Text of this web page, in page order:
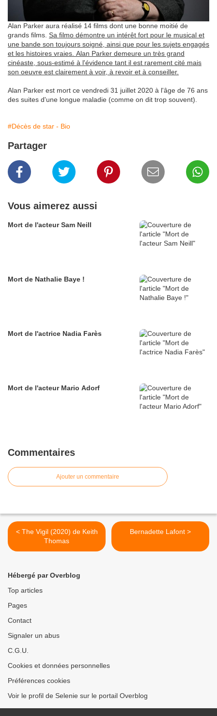
Alan Parker aura réalisé 14 films dont une bonne moitié de
grands films. Sa filmo démontre un intérêt fort pour le musical et
une bande son toujours soigné, ainsi que pour les sujets engagés
et les histoires vraies. Alan Parker demeure un très grand
cinéaste, sous-estimé à l'évidence tant il est rarement cité mais
son oeuvre est clairement à voir, à revoir et à conseiller.
Alan Parker est mort ce vendredi 31 juillet 2020 à l'âge de 76 ans
des suites d'une longue maladie (comme on dit trop souvent).
#Décès de star - Bio
Partager
Vous aimerez aussi
Mort de l'acteur Sam Neill
Mort de Nathalie Baye !
Mort de l'actrice Nadia Farès
Mort de l'acteur Mario Adorf
Commentaires
Ajouter un commentaire
< The Vigil (2020) de Keith
Thomas
Bernadette Lafont >
Hébergé par Overblog
Top articles
Pages
Contact
Signaler un abus
C.G.U.
Cookies et données personnelles
Préférences cookies
Voir le profil de Selenie sur le portail Overblog